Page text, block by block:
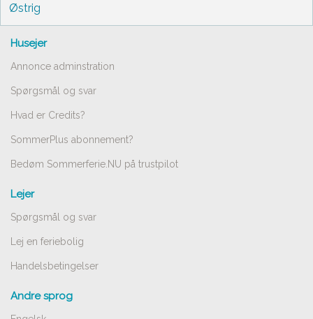
Østrig
Husejer
Annonce adminstration
Spørgsmål og svar
Hvad er Credits?
SommerPlus abonnement?
Bedøm Sommerferie.NU på trustpilot
Lejer
Spørgsmål og svar
Lej en feriebolig
Handelsbetingelser
Andre sprog